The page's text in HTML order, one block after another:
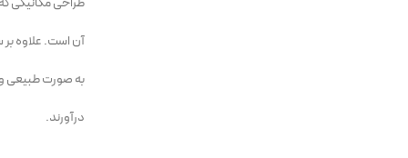
آن است. علاوه
به صورت طبیعی و
درآورند.